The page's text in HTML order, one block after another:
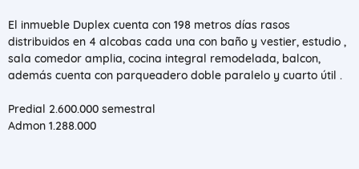
El inmueble Duplex cuenta con 198 metros días rasos
distribuidos en 4 alcobas cada una con baño y vestier, estudio ,
sala comedor amplia, cocina integral remodelada, balcon,
además cuenta con parqueadero doble paralelo y cuarto útil .
Predial 2.600.000 semestral
Admon 1.288.000